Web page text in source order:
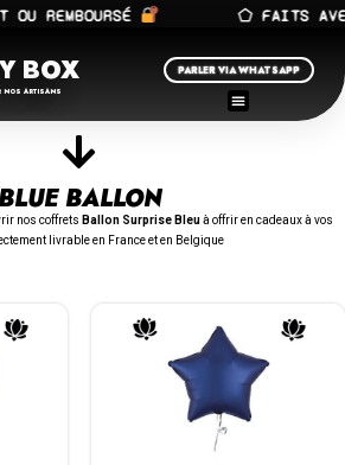
REMBOURSÉ ⬠ FAITS
BOX
NOS ARTISANS
PARLER VIA WHATSAPP
BALLON
nos coffrets Ballon Surprise Bleuà offrir en cadeaux à vos
livrable en France et en Belgique